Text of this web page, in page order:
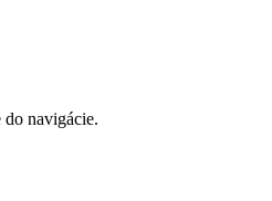
do navigácie.